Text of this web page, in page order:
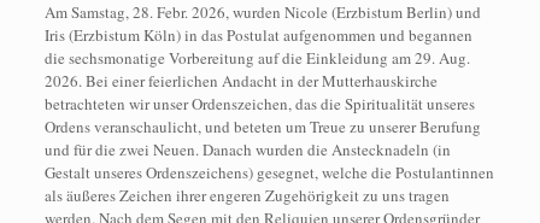
Am Samstag, 28. Febr. 2026, wurden Nicole (Erzbistum Berlin) und
Iris (Erzbistum Köln) in das Postulat aufgenommen und begannen
die sechsmonatige Vorbereitung auf die Einkleidung am 29. Aug.
2026. Bei einer feierlichen Andacht in der Mutterhauskirche
betrachteten wir unser Ordenszeichen, das die Spiritualität unseres
Ordens veranschaulicht, und beteten um Treue zu unserer Berufung
und für die zwei Neuen. Danach wurden die Anstecknadeln (in
Gestalt unseres Ordenszeichens) gesegnet, welche die Postulantinnen
als äußeres Zeichen ihrer engeren Zugehörigkeit zu uns tragen
werden. Nach dem Segen mit den Reliquien unserer Ordensgründer